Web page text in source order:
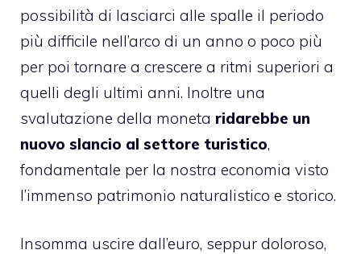
possibilità di lasciarci alle spalle il periodo
più difficile nell’arco di un anno o poco più
per poi tornare a crescere a ritmi superiori a
quelli degli ultimi anni. Inoltre una
svalutazione della moneta ridarebbe un
nuovo slancio al settore turistico,
fondamentale per la nostra economia visto
l’immenso patrimonio naturalistico e storico.
Insomma uscire dall’euro, seppur doloroso,